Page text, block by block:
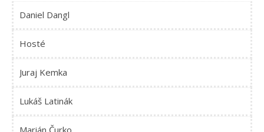
Daniel Dangl
Hosté
Juraj Kemka
Lukáš Latinák
Marián Čurko